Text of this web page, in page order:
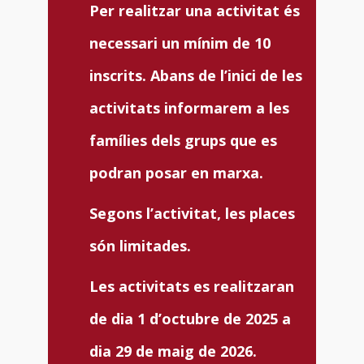
Per realitzar una activitat és
necessari un mínim de 10
inscrits. Abans de l’inici de les
activitats informarem a les
famílies dels grups que es
podran posar en marxa.
Segons l’activitat, les places
són limitades.
Les activitats es realitzaran
de dia 1 d’octubre de 2025 a
dia 29 de maig de 2026.